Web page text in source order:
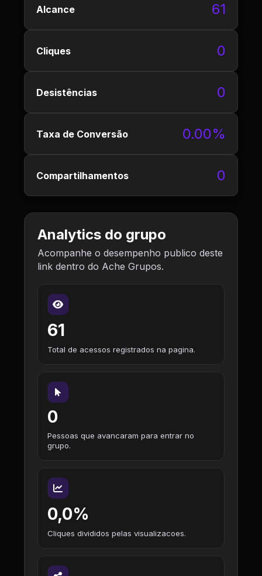
Alcance 61
Cliques 0
Desistências 0
Taxa de Conversão 0.00%
Compartilhamentos 0
Analytics do grupo
Acompanhe o desempenho publico deste
link dentro do Ache Grupos.
61
Total de acessos registrados na pagina.
0
Pessoas que avancaram para entrar no
grupo.
0,0%
Cliques divididos pelas visualizacoes.